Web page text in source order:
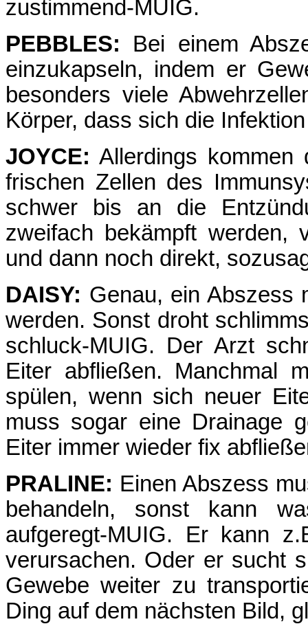
zustimmend-MUIG.
PEBBLES: Bei einem
einzukapseln, indem er
besonders viele
Körper, dass sich die
JOYCE: Allerdings kommen
frischen Zellen des
schwer bis an die
zweifach bekämpft werden,
und dann noch direkt,
DAISY: Genau, ein Abszess
werden. Sonst droht
schluck-MUIG. Der Arzt
Eiter abfließen. Manchmal
spülen, wenn sich neuer
muss sogar eine Drainage
Eiter immer wieder fix
PRALINE: Einen Abszess
behandeln, sonst kann
aufgeregt-MUIG. Er kann
verursachen. Oder er sucht
Gewebe weiter zu
Ding auf dem nächsten Bild,